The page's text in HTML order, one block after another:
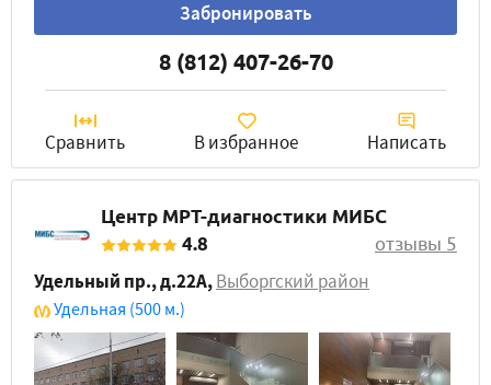
Забронировать
8 (812) 407-26-70
Сравнить В избранное Написать
Центр МРТ-диагностики МИБС
4.8
отзывы 5
Удельный пр., д.22A,Выборгский район
Удельная (500 м.)